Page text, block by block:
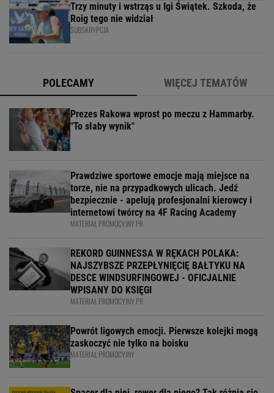
Trzy minuty i wstrząs u Igi Świątek. Szkoda, że
Roig tego nie widział
SUBSKRYPCJA
POLECAMY WIĘCEJ TEMATÓW
Prezes Rakowa wprost po meczu z Hammarby.
"To słaby wynik"
Prawdziwe sportowe emocje mają miejsce na
torze, nie na przypadkowych ulicach. Jedź
bezpiecznie - apelują profesjonalni kierowcy i
internetowi twórcy na 4F Racing Academy
MATERIAŁ PROMOCYJNY PR
REKORD GUINNESSA W RĘKACH POLAKA:
NAJSZYBSZE PRZEPŁYNIĘCIĘ BAŁTYKU NA
DESCE WINDSURFINGOWEJ - OFICJALNIE
WPISANY DO KSIĘGI
MATERIAŁ PROMOCYJNY PR
Powrót ligowych emocji. Pierwsze kolejki mogą
zaskoczyć nie tylko na boisku
MATERIAŁ PROMOCYJNY